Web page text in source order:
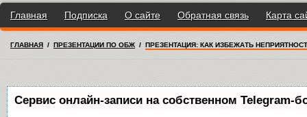
Главная Подписка О сайте Обратная связь Карта
ГЛАВНАЯ / ПРЕЗЕНТАЦИИ ПО ОБЖ / ПРЕЗЕНТАЦИЯ: КАК ИЗБЕЖАТЬ
Сервис онлайн-записи на собственном Telegram-